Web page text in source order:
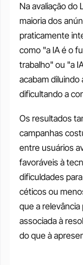
Na avaliação do
maioria dos
praticamente
como "a IA é o
trabalho" ou "a
acabam diluindo
dificultando a
Os resultados
campanhas
entre usuários
favoráveis à
dificuldades
céticos ou
que a relevância
associada à
do que à